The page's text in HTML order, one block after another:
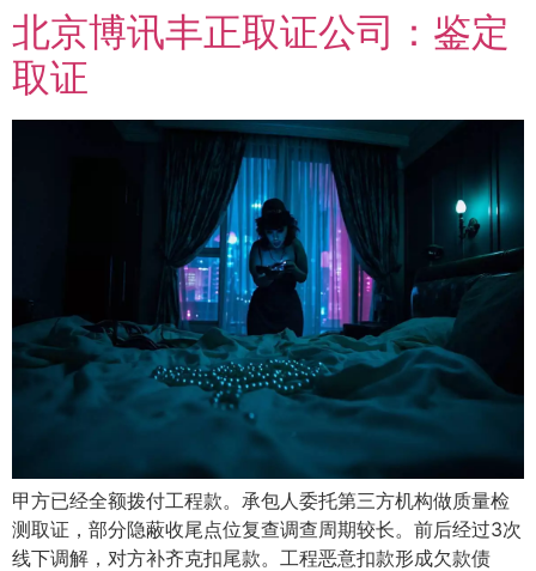
北京博讯丰正取证公司：鉴定
取证
甲方已经全额拨付工程款。承包人委托第三方机构做质量检
测取证，部分隐蔽收尾点位复查调查周期较长。前后经过3次
线下调解，对方补齐克扣尾款。工程恶意扣款形成欠款债